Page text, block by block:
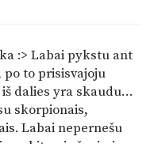
:> Labai pykstu ant
po to prisisvajoju
dalies yra skaudu…
skorpionais,
Labai nepernešu